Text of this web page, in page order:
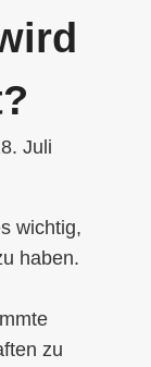
Juli
wichtig,
haben.
zu